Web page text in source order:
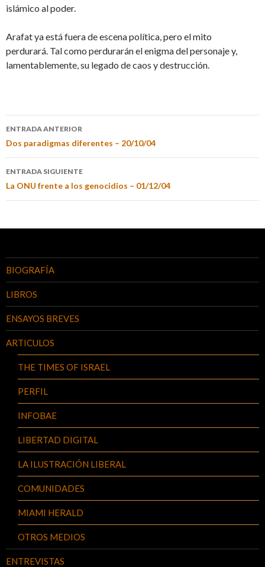
islámico al poder.
Arafat ya está fuera de escena política, pero el mito
perdurará. Tal como perdurarán el enigma del personaje y,
lamentablemente, su legado de caos y destrucción.
ENTRADA ANTERIOR
Dos paradigmas diferentes – 20/10/04
ENTRADA SIGUIENTE
La ONU frente a los genocidios – 01/12/04
BIOGRAFÍA
LIBROS
ENSAYOS BREVES
ARTICULOS
THE TIMES OF ISRAEL
PERFIL
INFOBAE
LIBERTAD DIGITAL
LA ILUSTRACIÓN LIBERAL
COMUNIDADES
MIAMI HERALD
OTROS MEDIOS
ENTREVISTAS